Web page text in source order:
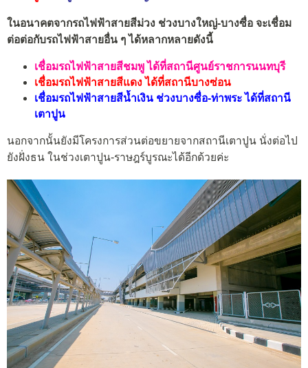
ในอนาคตจากรถไฟฟ้าสายสีม่วง ช่วงบางใหญ่-บางซื่อ จะเชื่อม
ต่อต่อกับรถไฟฟ้าสายอื่น ๆ ได้หลากหลายดังนี้
เชื่อมรถไฟฟ้าสายสีชมพู ได้ที่สถานีศูนย์ราชการนนทบุรี
เชื่อมรถไฟฟ้าสายสีแดง ได้ที่สถานีบางซ่อน
เชื่อมรถไฟฟ้าสายสีน้ำเงิน ช่วงบางซื่อ-ท่าพระ ได้ที่สถานี
เตาปูน
นอกจากนั้นยังมีโครงการส่วนต่อขยายจากสถานีเตาปูน นั่งต่อไป
ยังฝั่งธน ในช่วงเตาปูน-ราษฎร์บูรณะได้อีกด้วยค่ะ